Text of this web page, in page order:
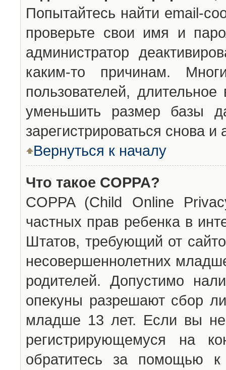
Попытайтесь найти email-
проверьте свои имя и
администратор
каким-то причинам.
пользователей,
уменьшить размер базы
зарегистрироваться снова и
Вернуться к началу
Что такое COPPA?
COPPA (Child Online
частных прав ребенка в
Штатов, требующий от
несовершеннолетних
родителей. Допустимо
опекуны разрешают сбор
младше 13 лет. Если вы
регистрирующемуся на
обратитесь за помощью к